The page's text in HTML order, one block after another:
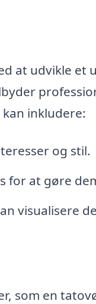
at udvikle et
inkludere:
og stil.
for at gøre
visualisere
som en